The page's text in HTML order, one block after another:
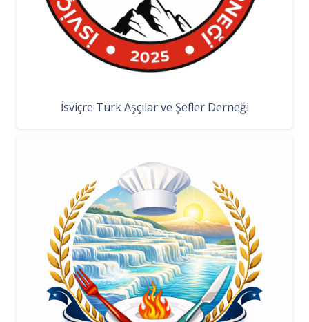
İsviçre Türk Aşçılar ve Şefler Derneği